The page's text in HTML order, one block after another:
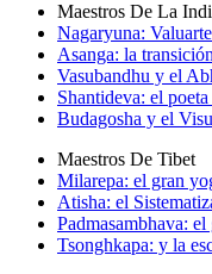
Maestros De La
Nagaryuna:
Asanga: la
Vasubandhu y el
Shantideva: el
Budagosha y el
Maestros De Tibet
Milarepa: el gran
Atisha: el
Padmasambhava:
Tsonghkapa: y la